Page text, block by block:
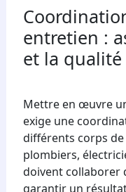
entretien :
et la qualité
Mettre en œuvre
exige une
différents corps
plombiers,
doivent collaborer
garantir un